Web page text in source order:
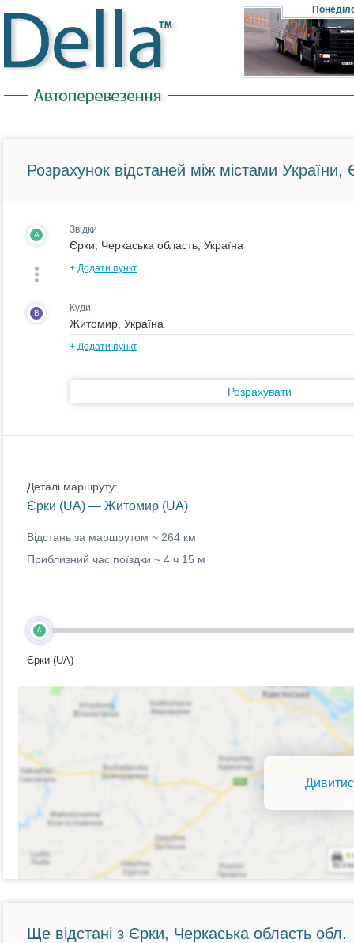
Розрахунок відстаней між містами України,
A Звідки
+ Додати пункт
B Куди
+ Додати пункт
Розрахувати
Деталі маршруту:
Єрки (UA) — Житомир (UA)
Відстань за маршрутом ~ 264 км
Приблизний час поїздки ~ 4 ч 15 м
A
Єрки (UA)
Ще відстані з Єрки, Черкаська область обл.